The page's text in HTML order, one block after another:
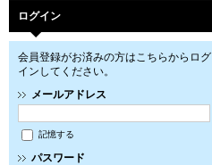
ログイン
会員登録がお済みの方はこちらからログ
インしてください。
メールアドレス
記憶する
パスワード